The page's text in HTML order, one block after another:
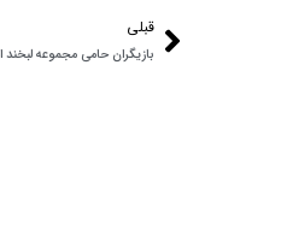
قبلی
بازیگران حامی مجموعه لبخند